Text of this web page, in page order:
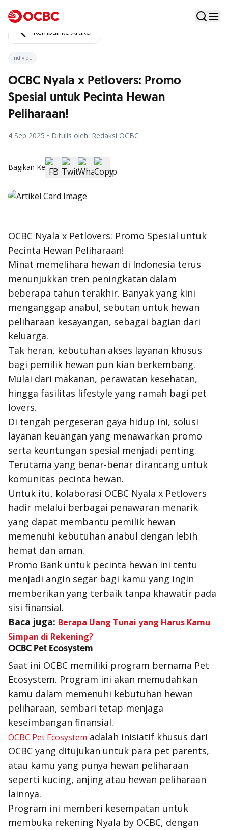
Kembali ke Artikel
Individu
OCBC Nyala x Petlovers: Promo
Spesial untuk Pecinta Hewan
Peliharaan!
4 Sep 2025 • Ditulis oleh: Redaksi OCBC
Bagikan Ke
OCBC Nyala x Petlovers: Promo Spesial untuk
Pecinta Hewan Peliharaan!
Minat memelihara hewan di Indonesia terus
menunjukkan tren peningkatan dalam
beberapa tahun terakhir. Banyak yang kini
menganggap anabul, sebutan untuk hewan
peliharaan kesayangan, sebagai bagian dari
keluarga.
Tak heran, kebutuhan akses layanan khusus
bagi pemilik hewan pun kian berkembang.
Mulai dari makanan, perawatan kesehatan,
hingga fasilitas lifestyle yang ramah bagi pet
lovers.
Di tengah pergeseran gaya hidup ini, solusi
layanan keuangan yang menawarkan promo
serta keuntungan spesial menjadi penting.
Terutama yang benar-benar dirancang untuk
komunitas pecinta hewan.
Untuk itu, kolaborasi OCBC Nyala x Petlovers
hadir melalui berbagai penawaran menarik
yang dapat membantu pemilik hewan
memenuhi kebutuhan anabul dengan lebih
hemat dan aman.
Promo Bank untuk pecinta hewan ini tentu
menjadi angin segar bagi kamu yang ingin
memberikan yang terbaik tanpa khawatir pada
sisi finansial.
Baca juga: Berapa Uang Tunai yang Harus Kamu
Simpan di Rekening?
OCBC Pet Ecosystem
Saat ini OCBC memiliki program bernama Pet
Ecosystem. Program ini akan memudahkan
kamu dalam memenuhi kebutuhan hewan
peliharaan, sembari tetap menjaga
keseimbangan finansial.
OCBC Pet Ecosystem adalah inisiatif khusus dari
OCBC yang ditujukan untuk para pet parents,
atau kamu yang punya hewan peliharaan
seperti kucing, anjing atau hewan peliharaan
lainnya.
Program ini memberi kesempatan untuk
membuka rekening Nyala by OCBC, dengan